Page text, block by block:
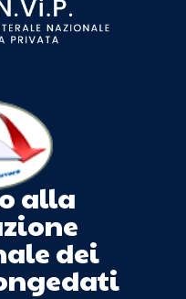
alla
dei